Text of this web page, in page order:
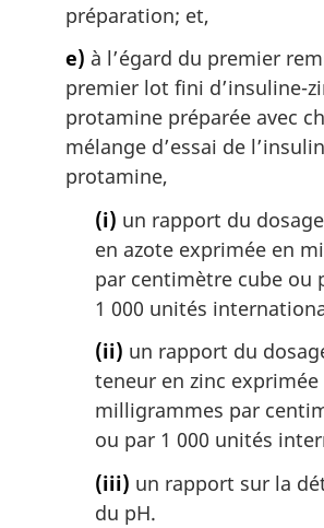
préparation; et,
e) à l’égard du premier
premier lot fini d’insuline-
protamine préparée avec
mélange d’essai de
protamine,
(i) un rapport du
en azote exprimée en
par centimètre cube ou
1 000 unités
(ii) un rapport du
teneur en zinc exprimée
milligrammes par
ou par 1 000 unités
(iii) un rapport sur la
du pH.